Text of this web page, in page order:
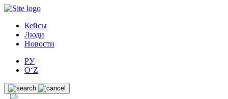
Кейсы
Люди
Новости
РУ
O‘Z